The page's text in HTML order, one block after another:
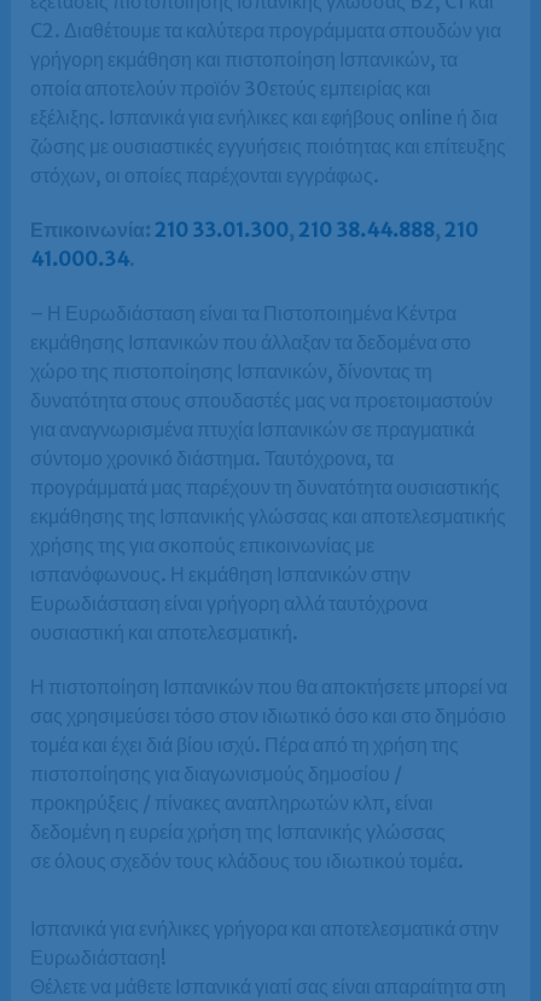
C2. Διαθέτουμε τα καλύτερα προγράμματα σπουδών για
γρήγορη εκμάθηση και πιστοποίηση Ισπανικών, τα
οποία αποτελούν προϊόν 30ετούς εμπειρίας και
εξέλιξης. Ισπανικά για ενήλικες και εφήβους online ή δια
ζώσης με ουσιαστικές εγγυήσεις ποιότητας και επίτευξης
στόχων, οι οποίες παρέχονται εγγράφως.
Επικοινωνία: 210 33.01.300, 210 38.44.888, 210
41.000.34.
– Η Ευρωδιάσταση είναι τα Πιστοποιημένα Κέντρα
εκμάθησης Ισπανικών που άλλαξαν τα δεδομένα στο
χώρο της πιστοποίησης Ισπανικών, δίνοντας τη
δυνατότητα στους σπουδαστές μας να προετοιμαστούν
για αναγνωρισμένα πτυχία Ισπανικών σε πραγματικά
σύντομο χρονικό διάστημα. Ταυτόχρονα, τα
προγράμματά μας παρέχουν τη δυνατότητα ουσιαστικής
εκμάθησης της Ισπανικής γλώσσας και αποτελεσματικής
χρήσης της για σκοπούς επικοινωνίας με
ισπανόφωνους. Η εκμάθηση Ισπανικών στην
Ευρωδιάσταση είναι γρήγορη αλλά ταυτόχρονα
ουσιαστική και αποτελεσματική.
Η πιστοποίηση Ισπανικών που θα αποκτήσετε μπορεί να
σας χρησιμεύσει τόσο στον ιδιωτικό όσο και στο δημόσιο
τομέα και έχει διά βίου ισχύ. Πέρα από τη χρήση της
πιστοποίησης για διαγωνισμούς δημοσίου /
προκηρύξεις / πίνακες αναπληρωτών κλπ, είναι
δεδομένη η ευρεία χρήση της Ισπανικής γλώσσας
σε όλους σχεδόν τους κλάδους του ιδιωτικού τομέα.
Ισπανικά για ενήλικες γρήγορα και αποτελεσματικά στην
Ευρωδιάσταση!
Θέλετε να μάθετε Ισπανικά γιατί σας είναι απαραίτητα στη